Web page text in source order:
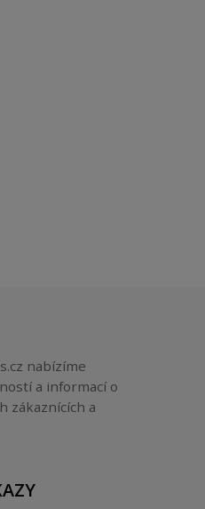
nabízíme
a informací o
zákaznících a